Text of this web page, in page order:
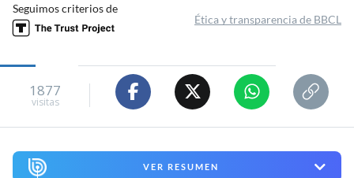
Seguimos criterios de
Ética y transparencia de BBCL
1877
visitas
VER RESUMEN